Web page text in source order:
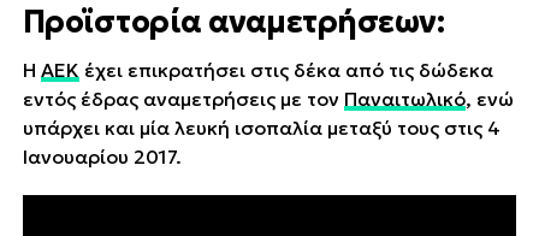
Προϊστορία αναμετρήσεων:
Η ΑΕΚ έχει επικρατήσει στις δέκα από τις δώδεκα
εντός έδρας αναμετρήσεις με τον Παναιτωλικό, ενώ
υπάρχει και μία λευκή ισοπαλία μεταξύ τους στις 4
Ιανουαρίου 2017.